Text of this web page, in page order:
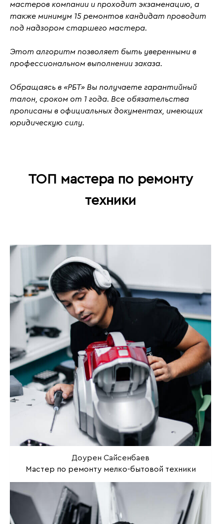
мастеров компании и проходит экзаменацию , а
также минимум 15 ремонтов кандидат проводит
под надзором старшего мастера.
Этот алгоритм позволяет быть уверенными в
профессиональном выполнении заказа.
Обращаясь в «РБТ» Вы получаете гарантийный
талон, сроком от 1 года. Все обязательства
прописаны в официальных документах, имеющих
юридическую силу.
ТОП мастера по ремонту
техники
Доурен Сайсенбаев
Мастер по ремонту мелко-бытовой техники